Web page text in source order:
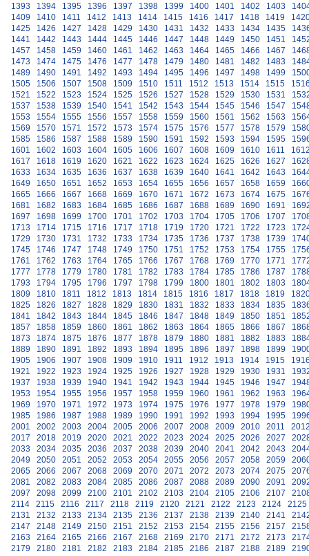
1393
1394 1395 1396 1397 1398 1399 1400 1401 1402 1403
1409
1410 1411 1412 1413 1414 1415 1416 1417 1418 1419
1425
1426 1427 1428 1429 1430 1431 1432 1433 1434 1435
1441
1442 1443 1444 1445 1446 1447 1448 1449 1450 1451
1457
1458 1459 1460 1461 1462 1463 1464 1465 1466 1467
1473
1474 1475 1476 1477 1478 1479 1480 1481 1482 1483
1489
1490 1491 1492 1493 1494 1495 1496 1497 1498 1499
1505
1506 1507 1508 1509 1510 1511 1512 1513 1514 1515
1521
1522 1523 1524 1525 1526 1527 1528 1529 1530 1531
1537
1538 1539 1540 1541 1542 1543 1544 1545 1546 1547
1553
1554 1555 1556 1557 1558 1559 1560 1561 1562 1563
1569
1570 1571 1572 1573 1574 1575 1576 1577 1578 1579
1585
1586 1587 1588 1589 1590 1591 1592 1593 1594 1595
1601
1602 1603 1604 1605 1606 1607 1608 1609 1610 1611
1617
1618 1619 1620 1621 1622 1623 1624 1625 1626 1627
1633
1634 1635 1636 1637 1638 1639 1640 1641 1642 1643
1649
1650 1651 1652 1653 1654 1655 1656 1657 1658 1659
1665
1666 1667 1668 1669 1670 1671 1672 1673 1674 1675
1681
1682 1683 1684 1685 1686 1687 1688 1689 1690 1691
1697
1698 1699 1700 1701 1702 1703 1704 1705 1706 1707
1713
1714 1715 1716 1717 1718 1719 1720 1721 1722 1723
1729
1730 1731 1732 1733 1734 1735 1736 1737 1738 1739
1745
1746 1747 1748 1749 1750 1751 1752 1753 1754 1755
1761
1762 1763 1764 1765 1766 1767 1768 1769 1770 1771
1777
1778 1779 1780 1781 1782 1783 1784 1785 1786 1787
1793
1794 1795 1796 1797 1798 1799 1800 1801 1802 1803
1809
1810 1811 1812 1813 1814 1815 1816 1817 1818 1819
1825
1826 1827 1828 1829 1830 1831 1832 1833 1834 1835
1841
1842 1843 1844 1845 1846 1847 1848 1849 1850 1851
1857
1858 1859 1860 1861 1862 1863 1864 1865 1866 1867
1873
1874 1875 1876 1877 1878 1879 1880 1881 1882 1883
1889
1890 1891 1892 1893 1894 1895 1896 1897 1898 1899
1905
1906 1907 1908 1909 1910 1911 1912 1913 1914 1915
1921
1922 1923 1924 1925 1926 1927 1928 1929 1930 1931
1937
1938 1939 1940 1941 1942 1943 1944 1945 1946 1947
1953
1954 1955 1956 1957 1958 1959 1960 1961 1962 1963
1969
1970 1971 1972 1973 1974 1975 1976 1977 1978 1979
1985
1986 1987 1988 1989 1990 1991 1992 1993 1994 1995
2001
2002 2003 2004 2005 2006 2007 2008 2009 2010 2011
2017
2018 2019 2020 2021 2022 2023 2024 2025 2026 2027
2033
2034 2035 2036 2037 2038 2039 2040 2041 2042 2043
2049
2050 2051 2052 2053 2054 2055 2056 2057 2058 2059
2065
2066 2067 2068 2069 2070 2071 2072 2073 2074 2075
2081
2082 2083 2084 2085 2086 2087 2088 2089 2090 2091
2097
2098 2099 2100 2101 2102 2103 2104 2105 2106 2107
2114
2115 2116 2117 2118 2119 2120 2121 2122 2123 2124
2125
2131
2132 2133 2134 2135 2136 2137 2138 2139 2140 2141
2147
2148 2149 2150 2151 2152 2153 2154 2155 2156 2157
2163
2164 2165 2166 2167 2168 2169 2170 2171 2172 2173
2179
2180 2181 2182 2183 2184 2185 2186 2187 2188 2189